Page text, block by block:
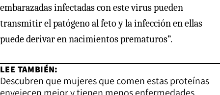
embarazadas infectadas con este virus pueden
transmitir el patógeno al feto y la infección en ellas
puede derivar en nacimientos prematuros”.
LEE TAMBIÉN:
Descubren que mujeres que comen estas proteínas
envejecen mejor y tienen menos enfermedades